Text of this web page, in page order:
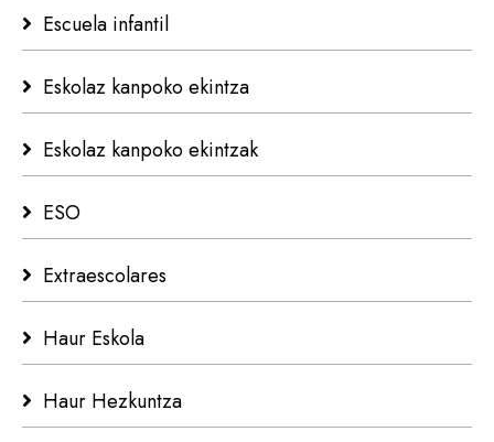
Escuela infantil
Eskolaz kanpoko ekintza
Eskolaz kanpoko ekintzak
ESO
Extraescolares
Haur Eskola
Haur Hezkuntza